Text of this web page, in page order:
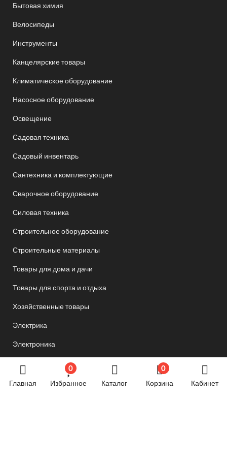
Главная
0
Избранное Каталог
0
Корзина Кабинет
Бытовая химия
Велосипеды
Инструменты
Канцелярские товары
Климатическое оборудование
Насосное оборудование
Освещение
Садовая техника
Садовый инвентарь
Сантехника и комплектующие
Сварочное оборудование
Силовая техника
Строительное оборудование
Строительные материалы
Товары для дома и дачи
Товары для спорта и отдыха
Хозяйственные товары
Электрика
Электроника
Новостной блог